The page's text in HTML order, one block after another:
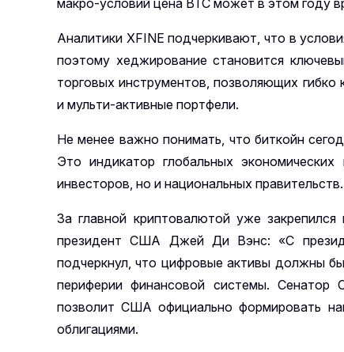
макро-условий цена BTC может в этом году
Аналитики XFINE подчеркивают, что в
поэтому хеджирование становится
торговых инструментов, позволяющих
и мульти-активные портфели.
Не менее важно понимать, что биткойн
Это индикатор глобальных
инвесторов, но и национальных правительств.
За главной криптовалютой уже
президент США Джей Ди Вэнс: «С
подчеркнул, что цифровые активы должны
периферии финансовой системы.
позволит США официально формировать
облигациями.